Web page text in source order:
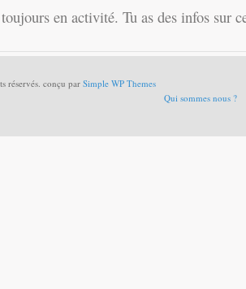
en activité. Tu as des infos sur
réservés. conçu par Simple WP Themes
Qui sommes nous ?